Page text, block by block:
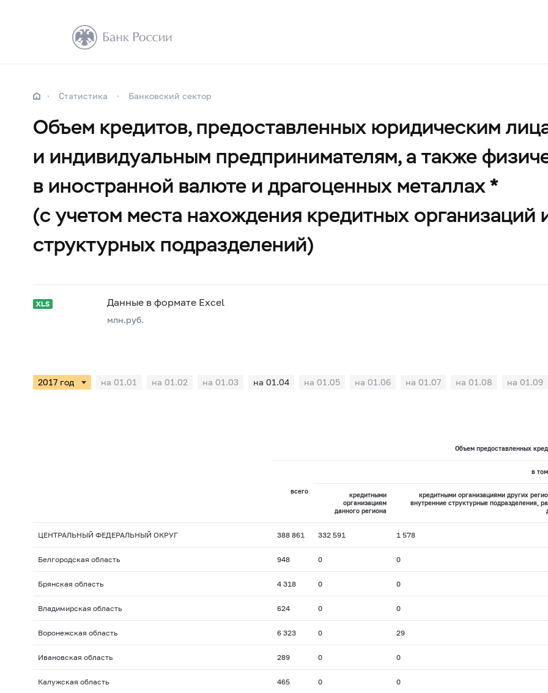
Статистика Банковский сектор
Объем кредитов, предоставленных юридическим
и индивидуальным предпринимателям, а также
в иностранной валюте и драгоценных металлах *
(с учетом места нахождения кредитных организаций
структурных подразделений)
Данные в формате Excel
млн.руб.
на 01.01 на 01.02 на 01.03 на 01.04 на 01.05 на 01.06 на 01.07 на 01.08 на 01.09
Объем предоставленных
всего
в
кредитными
организациям
данного региона
кредитными организациями других
внутренние структурные подразделения,
ЦЕНТРАЛЬНЫЙ ФЕДЕРАЛЬНЫЙ ОКРУГ 388 861 332 591 1 578
Белгородская область 948 0 0
Брянская область 4 318 0 0
Владимирская область 624 0 0
Воронежская область 6 323 0 29
Ивановская область 289 0 0
Калужская область 465 0 0